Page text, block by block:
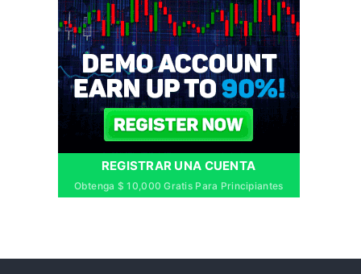
REGISTRAR UNA CUENTA
Obtenga $ 10,000 Gratis Para Principiantes